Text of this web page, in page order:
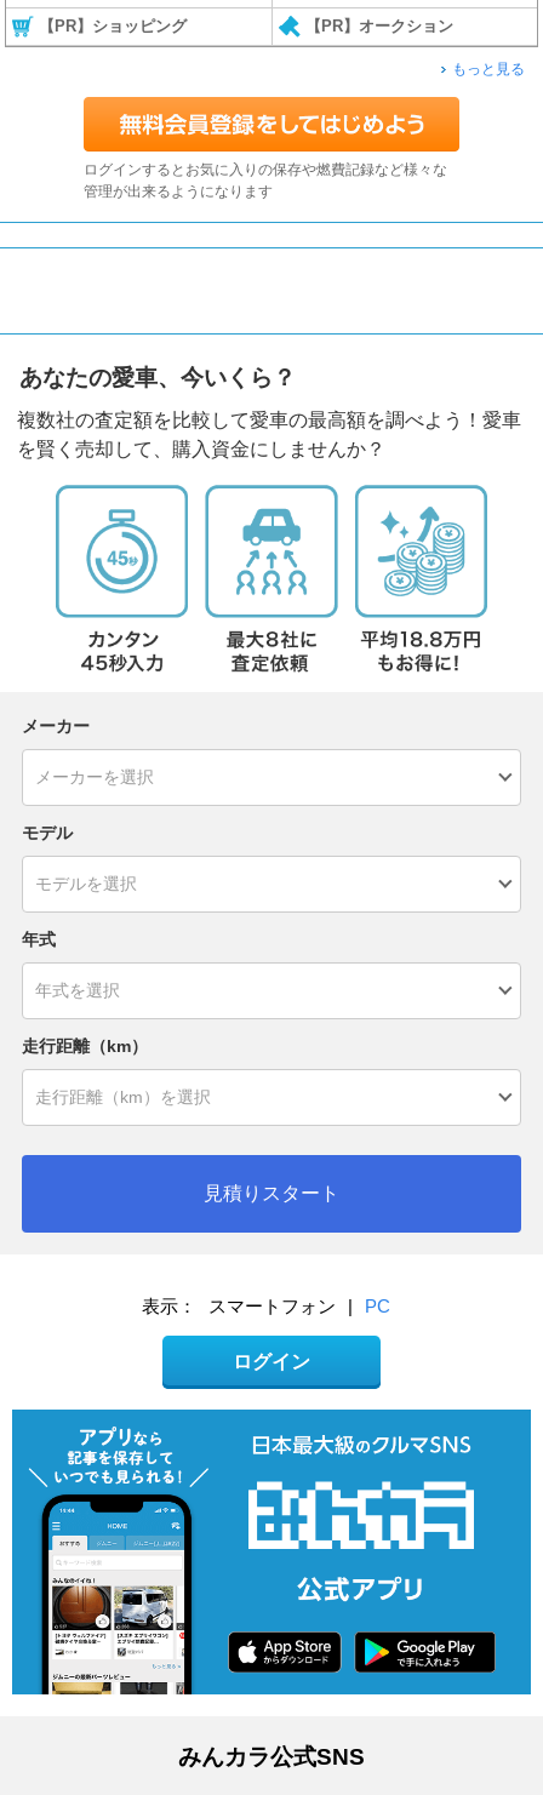
【PR】ショッピング 【PR】オークション
もっと見る
ログインするとお気に入りの保存や燃費記録など様々な
管理が出来るようになります
あなたの愛車、今いくら？
複数社の査定額を比較して愛車の最高額を調べよう！愛車
を賢く売却して、購入資金にしませんか？
メーカー
モデル
年式
走行距離（km）
見積りスタート
表示： スマートフォン | PC
ログイン
みんカラ公式SNS